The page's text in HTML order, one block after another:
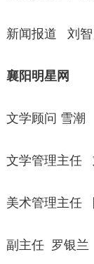
新闻报道 刘
襄阳明星网
文学顾问 雪潮
文学管理主任
美术管理主任
副主任 罗银兰